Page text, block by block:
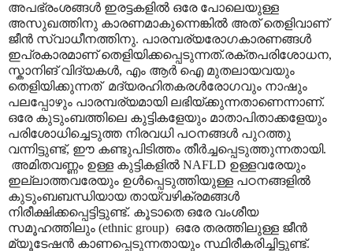
അപഭ്രംശങ്ങൾ ഇരട്ടകളിൽ ഒരേ പോലെയുള്ള
അസുഖത്തിനു കാരണമാകുന്നെങ്കിൽ അത് തെളിവാണ്
ജീൻ സ്വാധീനത്തിനു. പാരമ്പര്യരോഗകാരണങ്ങൾ
ഇപ്രകാരമാണ് തെളിയിക്കപ്പെടുന്നത്.രക്തപരിശോധന,
സ്കാനിങ് വിദ്യകൾ, എം ആർ ഐ മുതലായവയും
തെളിയിക്കുന്നത് മദ്യരഹിതകരൾരോഗവും നാഷും
പലപ്പോഴും പാരമ്പര്യമായി ലഭിയ്ക്കുന്നതാണെന്നാണ്.
ഒരേ കുടുംബത്തിലെ കുട്ടികളേയും മാതാപിതാക്കളേയും
പരിശോധിച്ചെടുത്ത നിരവധി പഠനങ്ങൾ പുറത്തു
വന്നിട്ടുണ്ട്, ഈ കണ്ടുപിടിത്തം തീർച്ചപ്പെടുത്തുന്നതായി.
അമിതവണ്ണം ഉള്ള കുട്ടികളിൽ NAFLD ഉള്ളവരേയും
ഇല്ലാ‍ത്തവരേയും ഉൾപ്പെടുത്തിയുള്ള പഠനങ്ങളിൽ
കുടുംബബന്ധിയായ തായ്‌വഴിക്രമങ്ങൾ
നിരീക്ഷിക്കപ്പെട്ടിട്ടുണ്ട്. കൂടാതെ ഒരേ വംശീയ
സമൂഹത്തിലും (ethnic group) ഒരേ തരത്തിലുള്ള ജീൻ
മ്യൂടേഷൻ കാണപ്പെടുന്നതായും സ്ഥിരീകരിച്ചിട്ടുണ്ട്.